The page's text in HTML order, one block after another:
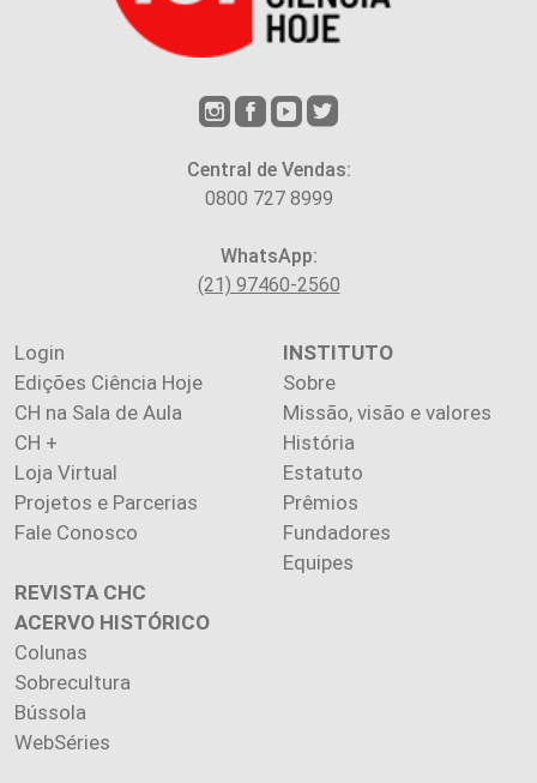
Central de Vendas:
0800 727 8999
WhatsApp:
(21) 97460-2560
Login
Edições Ciência Hoje
CH na Sala de Aula
CH +
Loja Virtual
Projetos e Parcerias
Fale Conosco
INSTITUTO
Sobre
Missão, visão e valores
História
Estatuto
Prêmios
Fundadores
Equipes
REVISTA CHC
ACERVO HISTÓRICO
Colunas
Sobrecultura
Bússola
WebSéries